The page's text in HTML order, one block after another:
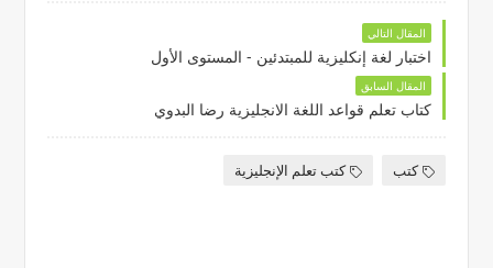
المقال التالي
اختبار لغة إنكليزية للمبتدئين - المستوى الأول
المقال السابق
كتاب تعلم قواعد اللغة الانجليزية رضا البدوي
كتب كتب تعلم الإنجليزية